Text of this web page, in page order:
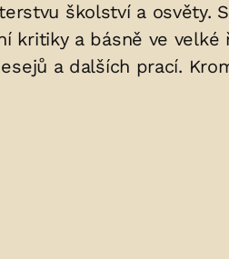
školství a osvěty.
kritiky a básně ve
a dalších prací.